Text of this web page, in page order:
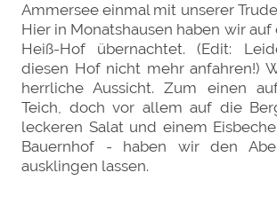
Ammersee einmal mit unserer
Hier in Monatshausen haben wir
Heiß-Hof übernachtet. (Edit:
diesen Hof nicht mehr anfahren!)
herrliche Aussicht. Zum einen
Teich, doch vor allem auf die
leckeren Salat und einem
Bauernhof - haben wir den
ausklingen lassen.